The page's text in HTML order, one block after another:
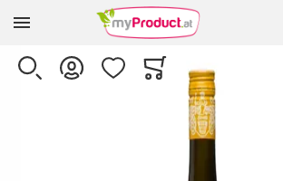
Zur Homepage
SUCHE KONTO WUNSCHLISTEWARENKORB
Minicart